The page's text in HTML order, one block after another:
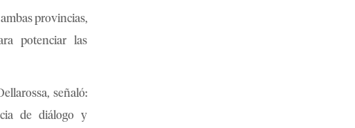
provincias,
potenciar las
señaló:
de diálogo y